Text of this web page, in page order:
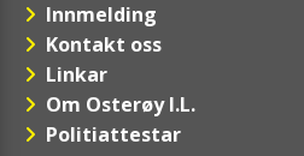
Innmelding
Kontakt oss
Linkar
Om Osterøy I.L.
Politiattestar